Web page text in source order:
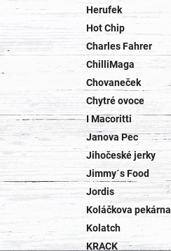
Herufek
Hot Chip
Charles Fahrer
ChilliMaga
Chovaneček
Chytré ovoce
I Macoritti
Janova Pec
Jihočeské jerky
Jimmy´s Food
Jordis
Koláčkova pekárna
Kolatch
KRACK